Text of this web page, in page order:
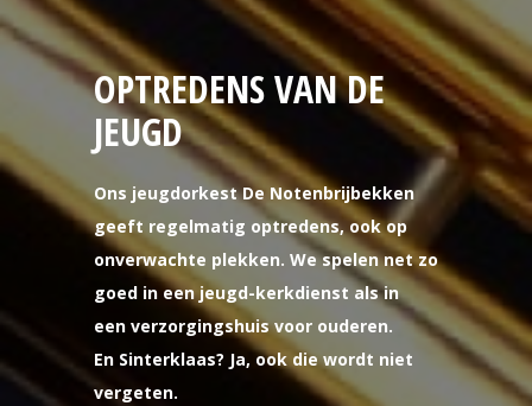
OPTREDENS VAN DE
JEUGD
Ons jeugdorkest De Notenbrijbekken
geeft regelmatig optredens, ook op
onverwachte plekken. We spelen net zo
goed in een jeugd-kerkdienst als in
een verzorgingshuis voor ouderen.
En Sinterklaas? Ja, ook die wordt niet
vergeten.